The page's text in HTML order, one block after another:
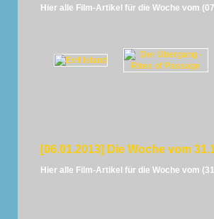
Hier alle Film-Artikel für die Woche vom
[06.01.2013] Die Woche vom
Hier alle Film-Artikel für die Woche vom